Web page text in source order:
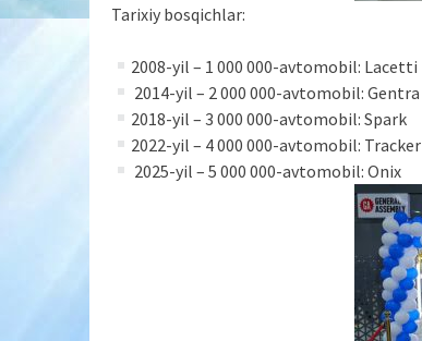
Tarixiy bosqichlar:
2008-yil – 1 000 000-avtomobil: Lacetti
2014-yil – 2 000 000-avtomobil: Gentra
2018-yil – 3 000 000-avtomobil: Spark
2022-yil – 4 000 000-avtomobil: Tracker
2025-yil – 5 000 000-avtomobil: Onix